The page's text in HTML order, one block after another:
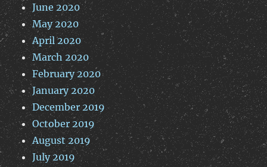
June 2020
May 2020
April 2020
March 2020
February 2020
January 2020
December 2019
October 2019
August 2019
July 2019